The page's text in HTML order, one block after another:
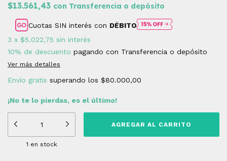
$13.561,43 con Transferencia o depósito
Cuotas SIN interés con DÉBITO
3 x $5.022,75 sin interés
10% de descuento pagando con Transferencia o depósito
Ver más detalles
Envío gratis superando los $80.000,00
¡No te lo pierdas, es el último!
1 en stock